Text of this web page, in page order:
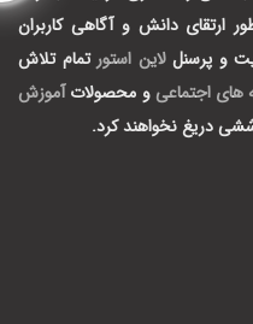
ارتقای دانش و آگاهی کاربران
و پرسنللاین استور تمام تلاش
اجتماعی و محصولات آموزش
دریغ نخواهند کرد.